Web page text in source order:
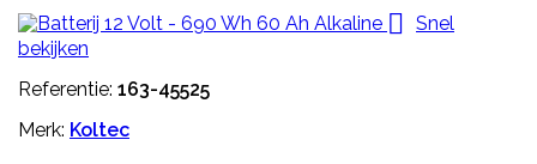

Snel
bekijken
Referentie: 163-45525
Merk: Koltec